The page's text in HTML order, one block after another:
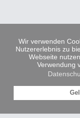
Wir verwenden
Nutzererlebnis zu
Webseite
Verwendung